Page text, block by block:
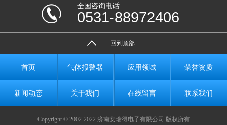
全国咨询电话
0531-88972406
回到顶部
首页 气体报警器 应用领域 荣誉资质
新闻动态 关于我们 在线留言 联系我们
Copyright © 2002-2022 济南安瑞得电子有限公司 版权所有